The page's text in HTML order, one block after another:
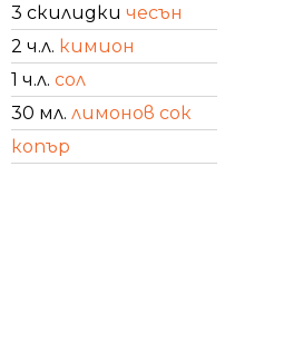
3 скилидки чесън
2 ч.л. кимион
1 ч.л. сол
30 мл. лимонов сок
копър